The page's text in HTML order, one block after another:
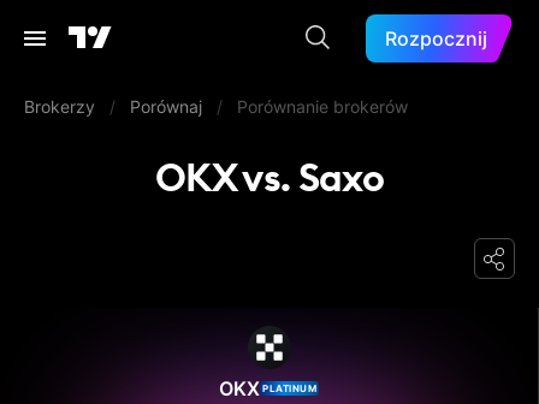
Rozpocznij
Brokerzy / Porównaj / Porównanie brokerów
OKX vs. Saxo
OKX PLATINUM